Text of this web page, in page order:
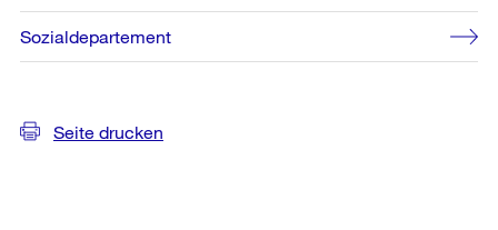
Sozialdepartement
Seite drucken